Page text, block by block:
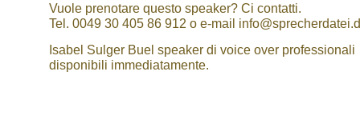
Vuole prenotare questo speaker? Ci contatti.
Tel. 0049 30 405 86 912 o e-mail
Isabel Sulger Buel speaker di voice over professionali
disponibili immediatamente.